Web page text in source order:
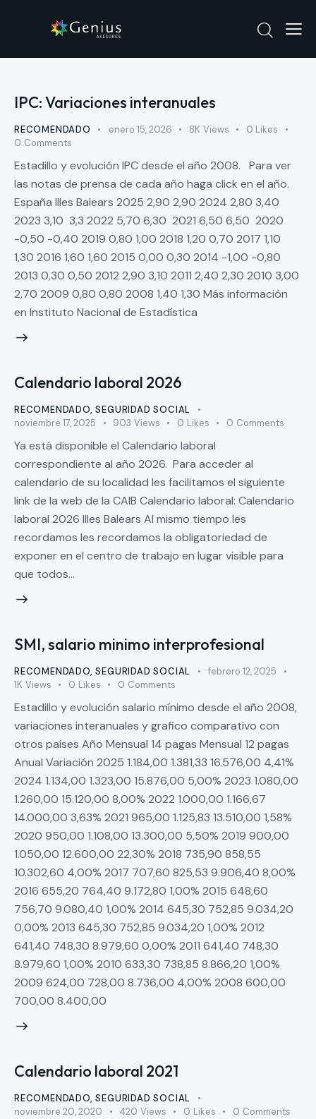
IPC: Variaciones interanuales
RECOMENDADO enero 15, 2026 8K Views 0 Likes
0 Comments
Estadillo y evolución IPC desde el año 2008. Para ver
las notas de prensa de cada año haga click en el año.
España Illes Balears 2025 2,90 2,90 2024 2,80 3,40
2023 3,10 3,3 2022 5,70 6,30 2021 6,50 6,50 2020
-0,50 -0,40 2019 0,80 1,00 2018 1,20 0,70 2017 1,10
1,30 2016 1,60 1,60 2015 0,00 0,30 2014 -1,00 -0,80
2013 0,30 0,50 2012 2,90 3,10 2011 2,40 2,30 2010 3,00
2,70 2009 0,80 0,80 2008 1,40 1,30 Más información
en Instituto Nacional de Estadística
Calendario laboral 2026
RECOMENDADO,SEGURIDAD SOCIAL
noviembre 17, 2025
903 Views 0 Likes 0 Comments
Ya está disponible el Calendario laboral
correspondiente al año 2026. Para acceder al
calendario de su localidad les facilitamos el siguiente
link de la web de la CAIB Calendario laboral: Calendario
laboral 2026 Illes Balears Al mismo tiempo les
recordamos les recordamos la obligatoriedad de
exponer en el centro de trabajo en lugar visible para
que todos…
SMI, salario minimo interprofesional
RECOMENDADO,SEGURIDAD SOCIAL
febrero 12, 2025
1K Views 0 Likes 0 Comments
Estadillo y evolución salario mínimo desde el año 2008,
variaciones interanuales y grafico comparativo con
otros países Año Mensual 14 pagas Mensual 12 pagas
Anual Variación 2025 1.184,00 1.381,33 16.576,00 4,41%
2024 1.134,00 1.323,00 15.876,00 5,00% 2023 1.080,00
1.260,00 15.120,00 8,00% 2022 1.000,00 1.166,67
14.000,00 3,63% 2021 965,00 1.125,83 13.510,00 1,58%
2020 950,00 1.108,00 13.300,00 5,50% 2019 900,00
1.050,00 12.600,00 22,30% 2018 735,90 858,55
10.302,60 4,00% 2017 707,60 825,53 9.906,40 8,00%
2016 655,20 764,40 9.172,80 1,00% 2015 648,60
756,70 9.080,40 1,00% 2014 645,30 752,85 9.034,20
0,00% 2013 645,30 752,85 9.034,20 1,00% 2012
641,40 748,30 8.979,60 0,00% 2011 641,40 748,30
8.979,60 1,00% 2010 633,30 738,85 8.866,20 1,00%
2009 624,00 728,00 8.736,00 4,00% 2008 600,00
700,00 8.400,00
Calendario laboral 2021
RECOMENDADO,SEGURIDAD SOCIAL
noviembre 20, 2020
420 Views 0 Likes 0 Comments